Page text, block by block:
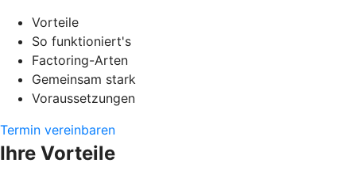
Vorteile
So funktioniert's
Factoring-Arten
Gemeinsam stark
Voraussetzungen
Termin vereinbaren
Ihre Vorteile